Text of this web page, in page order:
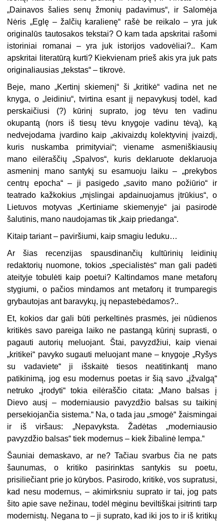
„Dainavos šalies senų žmonių padavimus“, ir Salomėja
Nėris „Eglę – žalčių karalienę“ rašė be reikalo – yra juk
originalūs tautosakos tekstai? O kam tada apskritai rašomi
istoriniai romanai – yra juk istorijos vadovėliai?.. Kam
apskritai literatūrą kurti? Kiekvienam prieš akis yra juk pats
originaliausias „tekstas“ – tikrovė.
Beje, mano „Kertinį skiemenį“ ši „kritikė“ vadina net ne
knyga, o „leidiniu“, tvirtina esant jį nepavykusį todėl, kad
perskaičiusi (?) kūrinį suprato, jog tėvu ten vadinu
okupantą (nors iš tiesų tėvu knygoje vadinu tėvą), ką
nedvejodama įvardino kaip „akivaizdų kolektyvinį įvaizdį,
kuris nuskamba primityviai“; viename asmeniškiausių
mano eilėraščių „Spalvos“, kuris deklaruote deklaruoja
asmeninį mano santykį su esamuoju laiku – „prekybos
centrų epocha“ – ji pasigedo „savito mano požiūrio“ ir
teatrado kažkokius „mįslingai apdainuojamus įtrūkius“, o
Lietuvos motyvas „Kertiniame skiemenyje“ jai pasirodė
šalutinis, mano naudojamas tik „kaip priedanga“.
Kitaip tariant – paviršiumi, kaip smagiu leduku…
Ar šias recenzijas spausdinančių kultūrinių leidinių
redaktorių nuomone, tokios „specialistės“ man gali padėti
ateityje tobulėti kaip poetui? Kaltindamos mane metaforų
stygiumi, o pačios mindamos ant metaforų it trumparegis
grybautojas ant baravykų, jų nepastebėdamos?..
Et, kokios dar gali būti perkeltinės prasmės, jei nūdienos
kritikės savo pareiga laiko ne pastangą kūrinį suprasti, o
pagauti autorių meluojant. Štai, pavyzdžiui, kaip vienai
„kritikei“ pavyko sugauti meluojant mane – knygoje „Ryšys
su vadaviete“ ji išskaitė tiesos neatitinkantį mano
patikinimą, jog esu modernus poetas ir šią savo „įžvalgą“
netruko „įrodyti“ tokia eilėraščio citata: „Mano balsas į
Dievo ausį – moderniausio pavyzdžio balsas su taikinį
persekiojančia sistema.“ Na, o tada jau „smogė“ žaismingai
ir iš viršaus: „Nepavyksta. Žadėtas „moderniausio
pavyzdžio balsas“ tiek modernus – kiek žibalinė lempa.“
Šauniai demaskavo, ar ne? Tačiau svarbus čia ne pats
šaunumas, o kritiko pasirinktas santykis su poetu,
prisiliečiant prie jo kūrybos. Pasirodo, kritikė, vos supratusi,
kad nesu modernus, – akimirksniu suprato ir tai, jog pats
šito apie save nežinau, todėl mėginu beviltiškai įsitrinti tarp
modernistų. Negana to – ji suprato, kad iki jos to ir iš kritikų